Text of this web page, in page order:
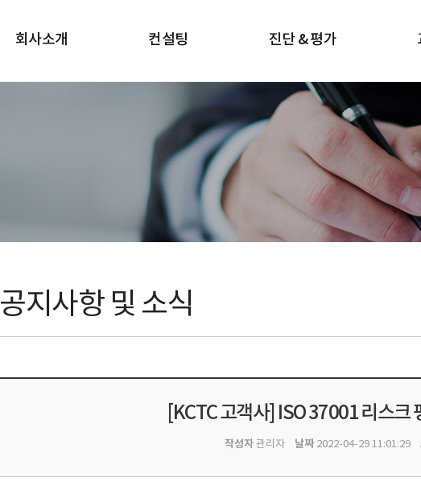
회사소개 컨설팅 진단 & 평가
공지사항 및 소식
[KCTC 고객사] ISO 37001 리스크
작성자 관리자 날짜 2022-04-29 11:01:29